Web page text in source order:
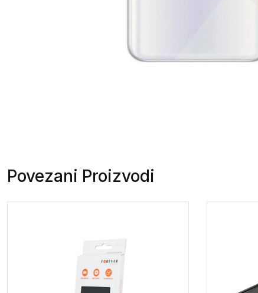
Povezani Proizvodi